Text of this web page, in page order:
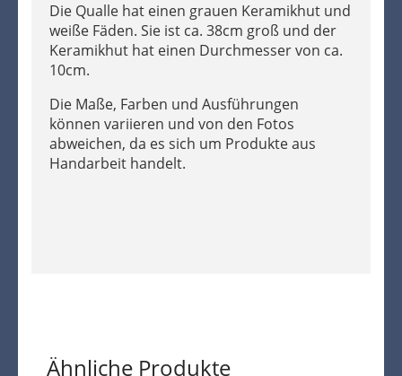
Die Qualle hat einen grauen Keramikhut und
weiße Fäden. Sie ist ca. 38cm groß und der
Keramikhut hat einen Durchmesser von ca.
10cm.
Die Maße, Farben und Ausführungen
können variieren und von den Fotos
abweichen, da es sich um Produkte aus
Handarbeit handelt.
Ähnliche Produkte